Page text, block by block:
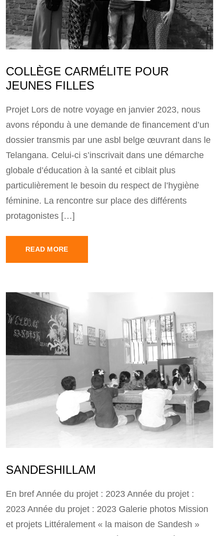
COLLÈGE CARMÉLITE POUR
JEUNES FILLES
Projet Lors de notre voyage en janvier 2023, nous
avons répondu à une demande de financement d’un
dossier transmis par une asbl belge œuvrant dans le
Telangana. Celui-ci s’inscrivait dans une démarche
globale d’éducation à la santé et ciblait plus
particulièrement le besoin du respect de l’hygiène
féminine. La rencontre sur place des différents
protagonistes […]
READ MORE
SANDESHILLAM
En bref Année du projet : 2023 Année du projet :
2023 Année du projet : 2023 Galerie photos Mission
et projets Littéralement « la maison de Sandesh »